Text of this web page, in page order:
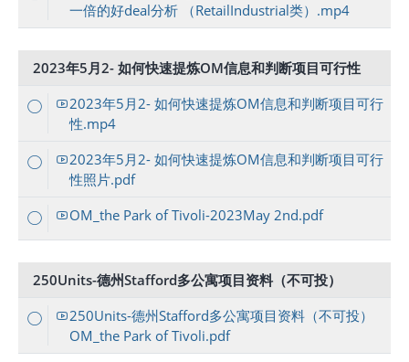
一倍的好deal分析 （RetailIndustrial类）.mp4
2023年5月2- 如何快速提炼OM信息和判断项目可行性
2023年5月2- 如何快速提炼OM信息和判断项目可行
性.mp4
2023年5月2- 如何快速提炼OM信息和判断项目可行
性照片.pdf
OM_the Park of Tivoli-2023May 2nd.pdf
250Units-德州Stafford多公寓项目资料（不可投）
250Units-德州Stafford多公寓项目资料（不可投）
OM_the Park of Tivoli.pdf